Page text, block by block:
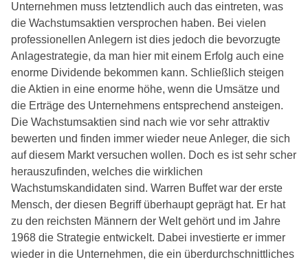
Unternehmen muss letztendlich auch das eintreten, was
die Wachstumsaktien versprochen haben. Bei vielen
professionellen Anlegern ist dies jedoch die bevorzugte
Anlagestrategie, da man hier mit einem Erfolg auch eine
enorme Dividende bekommen kann. Schließlich steigen
die Aktien in eine enorme höhe, wenn die Umsätze und
die Erträge des Unternehmens entsprechend ansteigen.
Die Wachstumsaktien sind nach wie vor sehr attraktiv
bewerten und finden immer wieder neue Anleger, die sich
auf diesem Markt versuchen wollen. Doch es ist sehr scher
herauszufinden, welches die wirklichen
Wachstumskandidaten sind. Warren Buffet war der erste
Mensch, der diesen Begriff überhaupt geprägt hat. Er hat
zu den reichsten Männern der Welt gehört und im Jahre
1968 die Strategie entwickelt. Dabei investierte er immer
wieder in die Unternehmen, die ein überdurchschnittliches